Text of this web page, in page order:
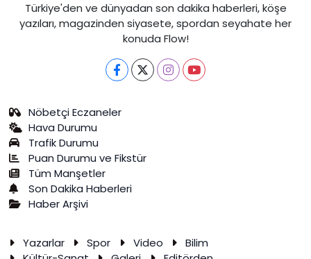
Türkiye'den ve dünyadan son dakika haberleri, köşe
yazıları, magazinden siyasete, spordan seyahate her
konuda Flow!
Nöbetçi Eczaneler
Hava Durumu
Trafik Durumu
Puan Durumu ve Fikstür
Tüm Manşetler
Son Dakika Haberleri
Haber Arşivi
Yazarlar Spor Video
Bilim